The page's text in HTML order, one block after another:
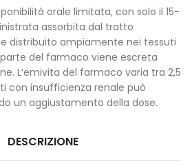
orale limitata, con solo il 15-
assorbita dal tratto
distribuito ampiamente nei tessuti
del farmaco viene escreta
L’emivita del farmaco varia tra 2,5
con insufficienza renale può
un aggiustamento della dose.
DESCRIZIONE